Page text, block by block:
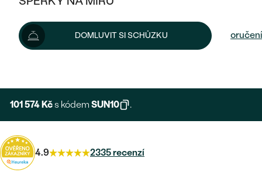
KOMBINOVANÉ ZLATO
DLE STYLU
BEZ KAMENE
VYKROJENÉ
POSTRANNÍ KAMENY
HALO
VINTAGE
NETRADIČNÍ
VÝPRODEJ
KDYŽ ŠPERKY POMÁHAJÍ
DLE TYPU
PRSTENY
PŘÍVĚSKY
PLATINOVÉ
PECKOVÉ
MINIMALISTICKÉ
ZLATÉ
STŘÍBRNÉ
SOLITÉR
NAROZENÍ DÍTĚTE
ŠPERKY SKLADEM
VÝPRODEJ
DLE MATERIÁLU
STŘÍBRNÉ
PLATINOVÉ
DOMLUVIT SI SCHŮZKU
112 860 Kč
Možnosti doručení
101 574 Kčs kódem SUN10 .
4.9 2335 recenzí